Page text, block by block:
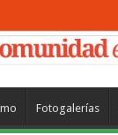
Fotogalerías